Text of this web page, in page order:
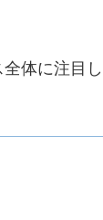
体に注目